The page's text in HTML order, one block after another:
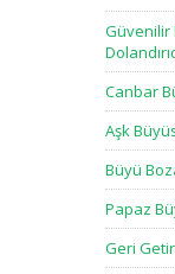
Güvenilir
Canbar
Aşk
Büyü
Papaz
Geri